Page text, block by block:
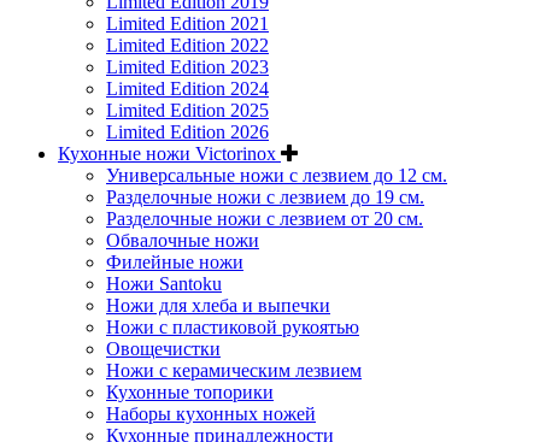
Limited Edition 2021
Limited Edition 2022
Limited Edition 2023
Limited Edition 2024
Limited Edition 2025
Limited Edition 2026
Кухонные ножи Victorinox
Универсальные ножи с лезвием до 12 см.
Разделочные ножи с лезвием до 19 см.
Разделочные ножи с лезвием от 20 см.
Обвалочные ножи
Филейные ножи
Ножи Santoku
Ножи для хлеба и выпечки
Ножи с пластиковой рукоятью
Овощечистки
Ножи с керамическим лезвием
Кухонные топорики
Наборы кухонных ножей
Кухонные принадлежности